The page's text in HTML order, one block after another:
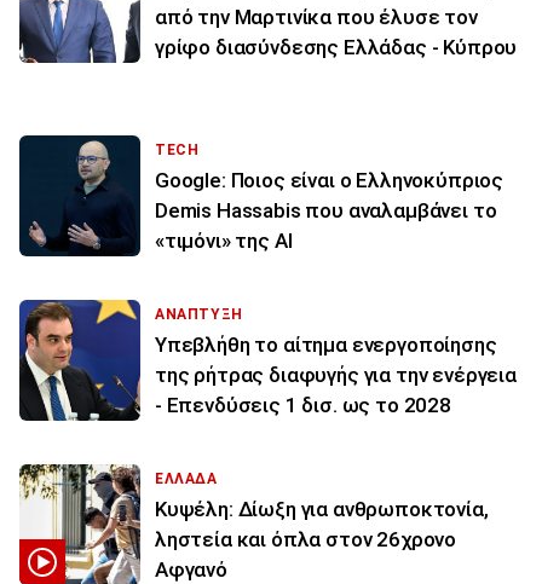
από την Μαρτινίκα που έλυσε τον
γρίφο διασύνδεσης Ελλάδας - Κύπρου
TECH
Google: Ποιος είναι ο Ελληνοκύπριος
Demis Hassabis που αναλαμβάνει το
«τιμόνι» της ΑΙ
ΑΝΑΠΤΥΞΗ
Υπεβλήθη το αίτημα ενεργοποίησης
της ρήτρας διαφυγής για την ενέργεια
- Επενδύσεις 1 δισ. ως το 2028
ΕΛΛΑΔΑ
Κυψέλη: Δίωξη για ανθρωποκτονία,
ληστεία και όπλα στον 26χρονο
Αφγανό